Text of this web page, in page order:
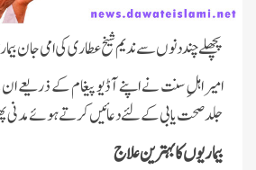
پچھلے چند دنوں سے ندیم شیخ عطاری کی امی جان
امیر اہلِ سنت نے اپنے آڈیو پیغام کے ذریعے
جلد صحت یابی کے لئے دعائیں کرتے ہوئے مدنی
بیماریوں کا بہترین علاج